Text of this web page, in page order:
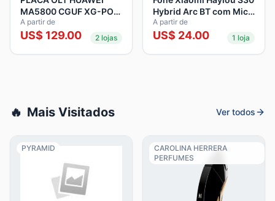
MA5800 CGUF XG-PON
C+ 16 COMBO
A partir de
US$ 129.00 2 lojas
Hybrid Arc BT com Mic
Blue
A partir de
US$ 24.00 1 loja
🔥 Mais Visitados Ver todos
PYRAMID
CAROLINA HERRERA
PERFUMES